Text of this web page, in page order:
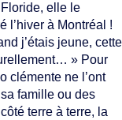
elle le
l’hiver à Montréal !
j’étais jeune, cette
» Pour
clémente ne l’ont
famille ou des
terre à terre, la